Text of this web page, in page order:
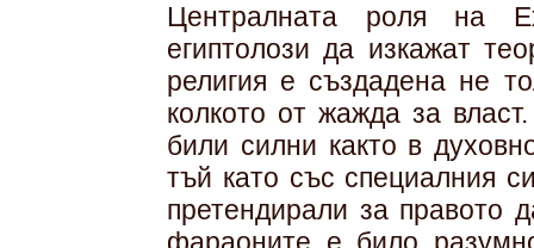
Централната роля на
египтолози да изкажат
религия е създадена не
колкото от жажда за
били силни както в
тъй като със специалния
претендирали за правото